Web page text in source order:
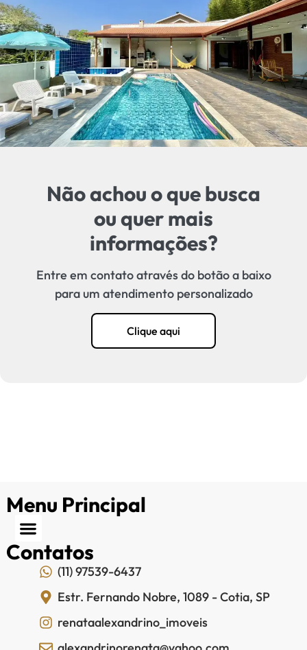
Não achou o que busca
ou quer mais
informações?
Entre em contato através do botão a baixo
para um atendimento personalizado
Clique aqui
Menu Principal
Contatos
(11) 97539-6437
Estr. Fernando Nobre, 1089 - Cotia, SP
renataalexandrino_imoveis